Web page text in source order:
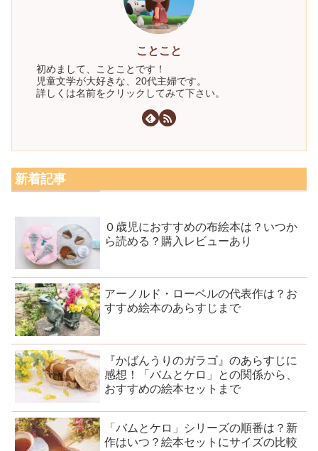
ことこと
初めまして、ことことです！
児童文学が大好きな、20代主婦です。
詳しくは名前をクリックしてみて下さい。
新着記事
０歳児におすすめの布絵本は？いつか
ら読める？購入レビューあり
アーノルド・ローベルの代表作は？お
すすめ絵本のあらすじまで
『かばんうりのガラゴ』のあらすじに
感想！「バムとケロ」との関係から、
おすすめの絵本セットまで
「バムとケロ」シリーズの順番は？新
作はいつ？絵本セットにサイズの比較